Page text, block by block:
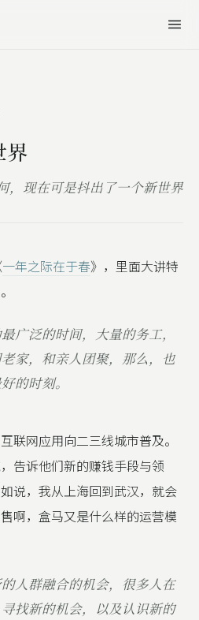
界
，现在可是抖出了一个新世界
一年之际在于春》，里面大讲特
广泛的时间，大量的务工，
家，和亲人团聚，那么，也
的时刻。
联网应用向二三线城市普及。
告诉他们新的赚钱手段与领
说，我从上海回到武汉，就会
啊，盒马又是什么样的运营模
人群融合的机会，很多人在
找新的机会，以及认识新的